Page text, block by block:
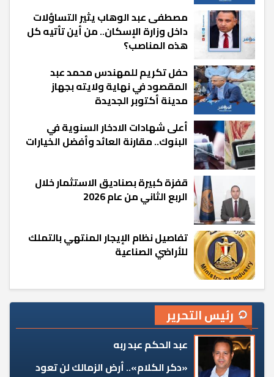
مصطفى عبد الوهاب يثير التساؤلات
داخل وزارة الإسكان.. من أين تأتيه كل
هذه المناصب؟
حفل تكريم للمهندس محمد عبد
المقصود في نهاية ولايته بجهاز
مدينة أكتوبر الجديدة
أعلى شهادات الادخار السنوية في
البنوك.. مقارنة العائد وأفضل الخيارات
قفزة كبيرة بصناديق الاستثمار خلال
الربع الثاني من عام 2026
تفاصيل نظام الإيجار المنتهي بالتملك
للأراضي الصناعية
رئيس التحرير
عبد الحكم عبد ربه
«دكر الكلام».. أرض الزمالك لن تعود